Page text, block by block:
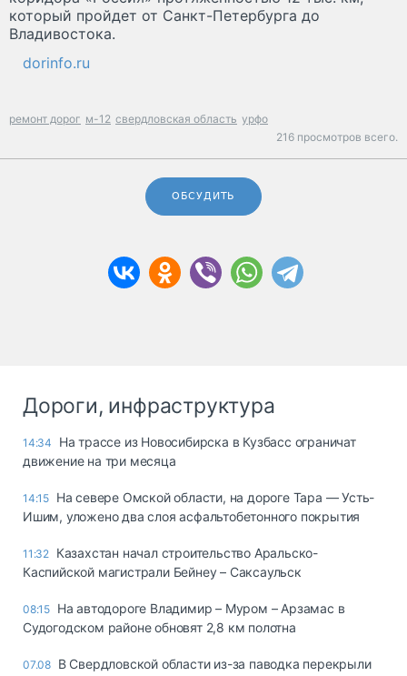
который пройдет от Санкт-Петербурга до
Владивостока.
dorinfo.ru
ремонт дорог м-12 свердловская область урфо
216 просмотров всего.
ОБСУДИТЬ
Дороги, инфраструктура
14:34
На трассе из Новосибирска в Кузбасс ограничат
движение на три месяца
14:15 На севере Омской области, на дороге Тара — Усть-
Ишим, уложено два слоя асфальтобетонного покрытия
11:32 Казахстан начал строительство Аральско-
Каспийской магистрали Бейнеу – Саксаульск
08:15 На автодороге Владимир – Муром – Арзамас в
Судогодском районе обновят 2,8 км полотна
07.08 В Свердловской области из-за паводка перекрыли